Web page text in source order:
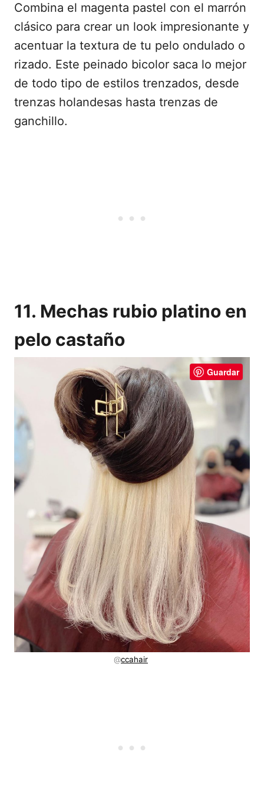
Combina el magenta pastel con el marrón
clásico para crear un look impresionante y
acentuar la textura de tu pelo ondulado o
rizado. Este peinado bicolor saca lo mejor
de todo tipo de estilos trenzados, desde
trenzas holandesas hasta trenzas de
ganchillo.
11. Mechas rubio platino en
pelo castaño
Guardar
@ccahair